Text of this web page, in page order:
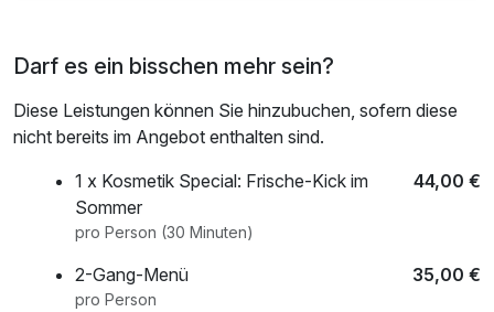
Darf es ein bisschen mehr sein?
Diese Leistungen können Sie hinzubuchen, sofern diese
nicht bereits im Angebot enthalten sind.
1 x Kosmetik Special: Frische-Kick im
Sommer
44,00 €
pro Person (30 Minuten)
2-Gang-Menü 35,00 €
pro Person